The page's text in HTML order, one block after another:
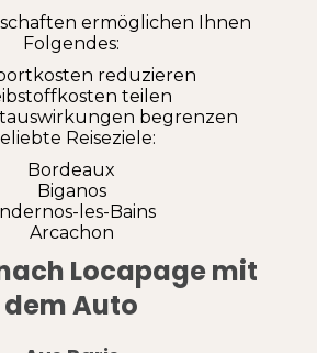
ermöglichen Ihnen
Folgendes:
reduzieren
teilen
begrenzen
Reiseziele:
Bordeaux
Biganos
les-Bains
Arcachon
Locapage mit
dem Auto